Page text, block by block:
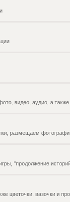
видео, аудио, а также
размещаем
"продолжение
цветочки, вазочки и